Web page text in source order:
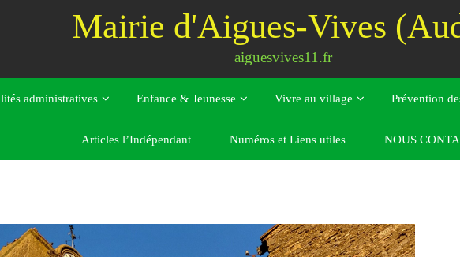
Mairie d'Aigues-Vives
aiguesvives11.fr
administratives Enfance & Jeunesse Vivre au village Prévention
Articles l’Indépendant Numéros et Liens utiles NOUS
site officiel de la Mairie d’Aigues-